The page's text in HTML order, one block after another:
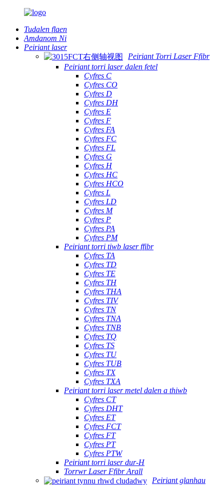
Tudalen flaen
Amdanom Ni
Peiriant laser
Peiriant Torri Laser Ffibr
Peiriant torri laser dalen fetel
Cyfres C
Cyfres CO
Cyfres D
Cyfres DH
Cyfres E
Cyfres F
Cyfres FA
Cyfres FC
Cyfres FL
Cyfres G
Cyfres H
Cyfres HC
Cyfres HCO
Cyfres L
Cyfres LD
Cyfres M
Cyfres P
Cyfres PA
Cyfres PM
Peiriant torri tiwb laser ffibr
Cyfres TA
Cyfres TD
Cyfres TE
Cyfres TH
Cyfres THA
Cyfres TIV
Cyfres TN
Cyfres TNA
Cyfres TNB
Cyfres TQ
Cyfres TS
Cyfres TU
Cyfres TUB
Cyfres TX
Cyfres TXA
Peiriant torri laser metel dalen a thiwb
Cyfres CT
Cyfres DHT
Cyfres ET
Cyfres FCT
Cyfres FT
Cyfres PT
Cyfres PTW
Peiriant torri laser dur-H
Torrwr Laser Ffibr Arall
Peiriant glanhau